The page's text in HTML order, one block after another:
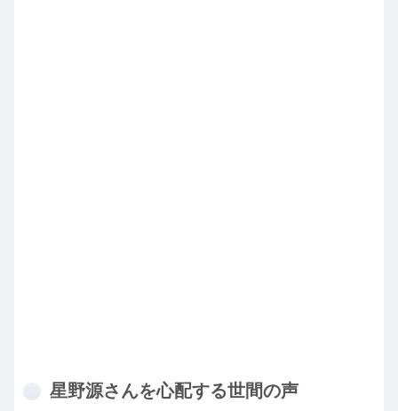
星野源さんを心配する世間の声